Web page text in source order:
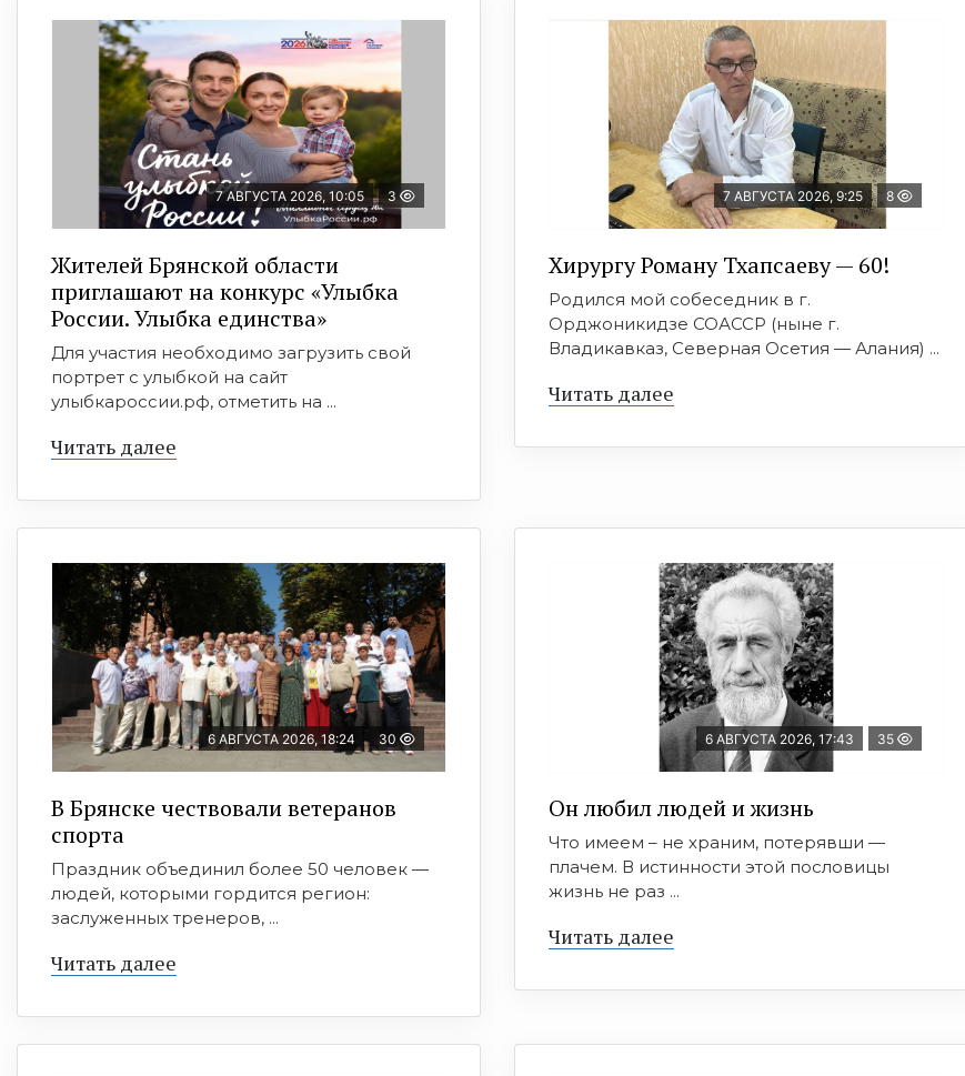
7 АВГУСТА 2026, 10:05 3
Жителей Брянской области
приглашают на конкурс «Улыбка
России. Улыбка единства»
Для участия необходимо загрузить свой
портрет с улыбкой на сайт
улыбкароссии.рф, отметить на ...
Читать далее
7 АВГУСТА 2026, 9:25 8
Хирургу Роману Тхапсаеву — 60!
Родился мой собеседник в г.
Орджоникидзе СОАССР (ныне г.
Владикавказ, Северная Осетия — Алания) ...
Читать далее
6 АВГУСТА 2026, 18:24 30
В Брянске чествовали ветеранов
спорта
Праздник объединил более 50 человек —
людей, которыми гордится регион:
заслуженных тренеров, ...
Читать далее
6 АВГУСТА 2026, 17:43 35
Он любил людей и жизнь
Что имеем – не храним, потерявши —
плачем. В истинности этой пословицы
жизнь не раз ...
Читать далее